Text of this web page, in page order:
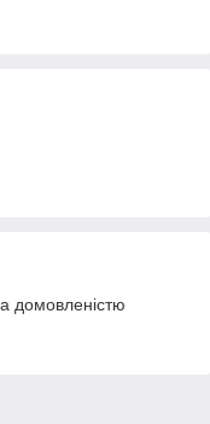
домовленістю